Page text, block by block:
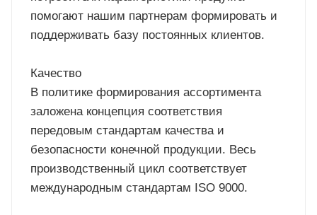
помогают нашим партнерам формировать и
поддерживать базу постоянных клиентов.
Качество
В политике формирования ассортимента
заложена концепция соответствия
передовым стандартам качества и
безопасности конечной продукции. Весь
производственный цикл соответствует
международным стандартам ISO 9000.